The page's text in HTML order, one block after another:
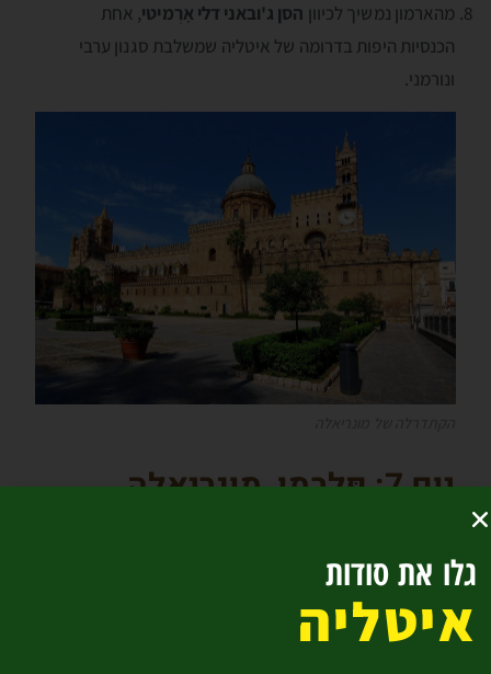
מהארמון נמשיך לכיוון הסן ג'ובאני דלי אָרְמיטי, אחת
הכנסיות היפות בדרומה של איטליה שמשלבת סגנון ערבי
ונורמני.
יום 7: פּלֶרְמו, מונריאלה,
קאפו
גלו את סודות
איטליה